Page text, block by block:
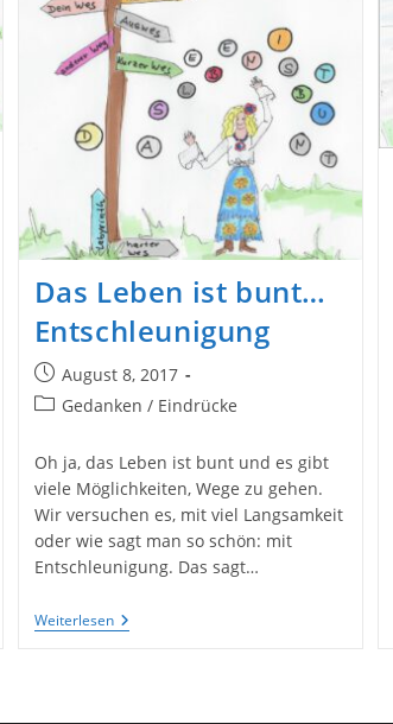
Das Leben ist bunt…
Entschleunigung
Beitrag
veröffentlicht:
August 8, 2017
Beitrags-
Gedanken / Eindrücke
Oh ja, das Leben ist bunt und es gibt
viele Möglichkeiten, Wege zu gehen.
Wir versuchen es, mit viel Langsamkeit
oder wie sagt man so schön: mit
Entschleunigung. Das sagt…
WeiterlesenDas
Leben